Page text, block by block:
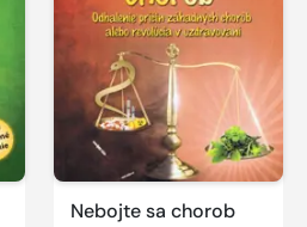
Nebojte sa chorob